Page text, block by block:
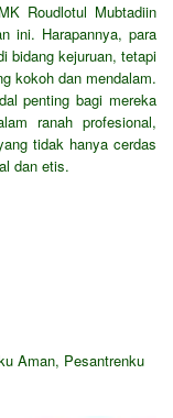
Roudlotul Mubtadiin
ini. Harapannya, para
bidang kejuruan, tetapi
kokoh dan mendalam.
penting bagi mereka
ranah profesional,
tidak hanya cerdas
dan etis.
Aman, Pesantrenku